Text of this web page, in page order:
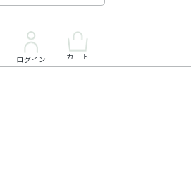
ログイン カート